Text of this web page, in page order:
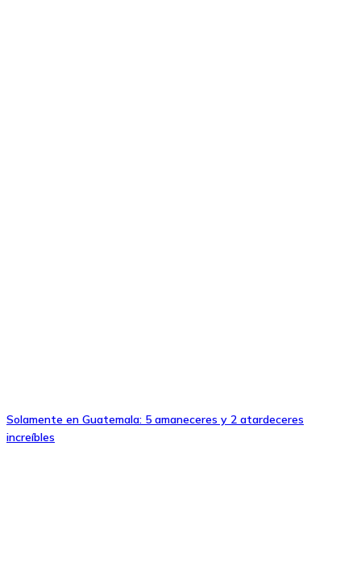
Solamente en Guatemala: 5 amaneceres y 2 atardeceres
increíbles